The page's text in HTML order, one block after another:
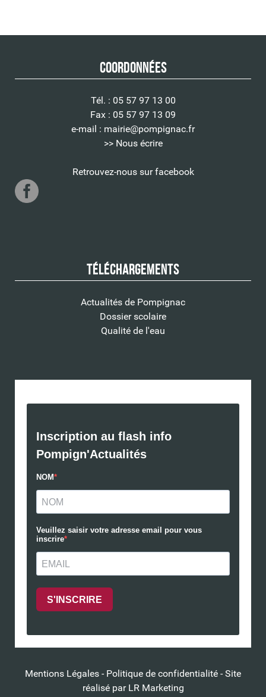
Coordonnées
Tél. : 05 57 97 13 00
Fax : 05 57 97 13 09
e-mail : mairie@pompignac.fr
>> Nous écrire
Retrouvez-nous sur facebook
Téléchargements
Actualités de Pompignac
Dossier scolaire
Qualité de l'eau
Mentions Légales - Politique de confidentialité - Site
réalisé par LR Marketing